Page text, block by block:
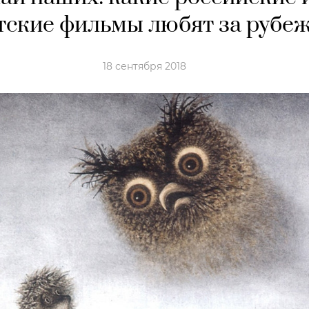
фильмы любят за
18 сентября 2018